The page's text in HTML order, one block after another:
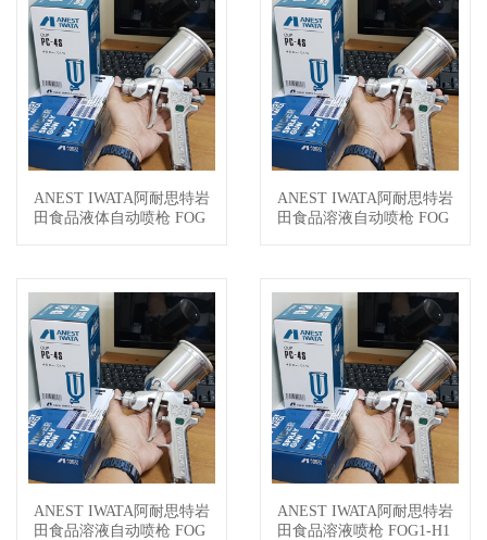
查看详情
ANEST IWATA阿耐思特岩
田食品液体自动喷枪 FOG
查看详情
ANEST IWATA阿耐思特岩
田食品溶液自动喷枪 FOG
查看详情
ANEST IWATA阿耐思特岩
田食品溶液自动喷枪 FOG
查看详情
ANEST IWATA阿耐思特岩
田食品溶液喷枪 FOG1-H1